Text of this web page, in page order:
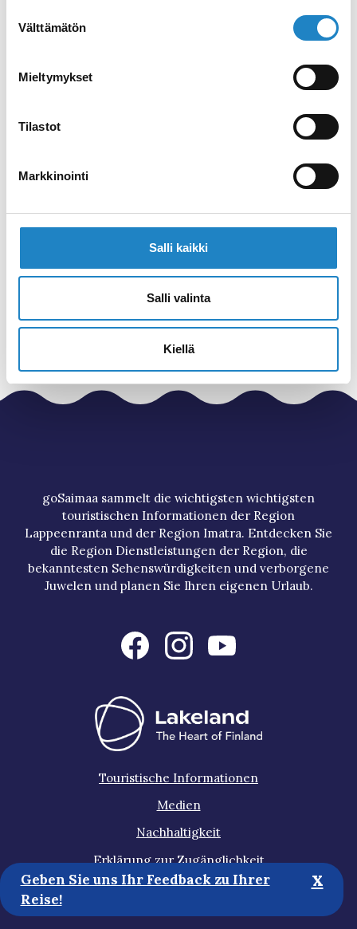
valinta
Välttämätön
Mieltymykset
Tilastot
Markkinointi
Salli kaikki
Salli valinta
Kiellä
Savitaipale ansässiges Unternehmen, das
sich auf Charterverkehr spezialisiert hat.
acht Bussen und bietet Transportdienste
dem Transportgeschäft fungiert Eteläpää
Reiseplanung einfach und unkompliziert
wird. Das Reiseangebot ist bequem auf der
Website des Unternehmens zu finden.
KONTAKTINFORMATIONEN
goSaimaa sammelt die wichtigsten wichtigsten
touristischen Informationen der Region
Lappeenranta und der Region Imatra. Entdecken Sie
die Region Dienstleistungen der Region, die
bekanntesten Sehenswürdigkeiten und verborgene
Juwelen und planen Sie Ihren eigenen Urlaub.
Touristische Informationen
Medien
Nachhaltigkeit
Erklärung zur Zugänglichkeit
Datenschutzbestimmungen
Geben Sie uns Ihr Feedback zu Ihrer
Reise!
x